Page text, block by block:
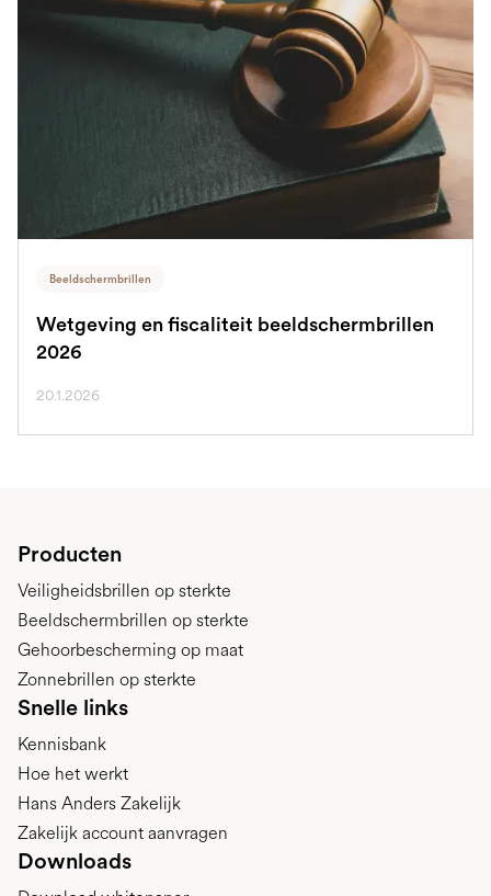
Beeldschermbrillen
Wetgeving en fiscaliteit beeldschermbrillen
2026
20.1.2026
Producten
Veiligheidsbrillen op sterkte
Beeldschermbrillen op sterkte
Gehoorbescherming op maat
Zonnebrillen op sterkte
Snelle links
Kennisbank
Hoe het werkt
Hans Anders Zakelijk
Zakelijk account aanvragen
Downloads